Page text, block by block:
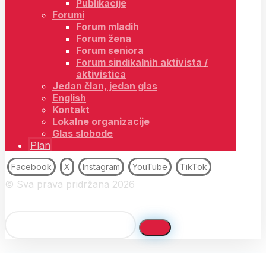
Publikacije
Forumi
Forum mladih
Forum žena
Forum seniora
Forum sindikalnih aktivista /
aktivistica
Jedan član, jedan glas
English
Kontakt
Lokalne organizacije
Glas slobode
Plan
Facebook X Instagram YouTube TikTok
© Sva prava pridržana 2026